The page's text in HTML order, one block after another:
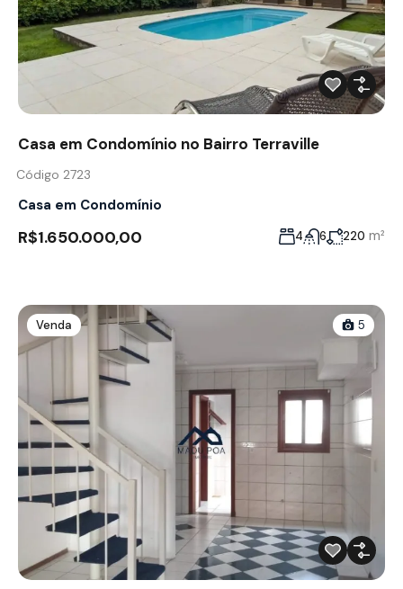
Casa em Condomínio no Bairro Terraville
Código 2723
Casa em Condomínio
R$1.650.000,00 4 6 220 m²
Venda 5